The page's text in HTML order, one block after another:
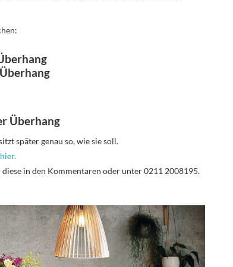
Überhang
später genau so, wie sie soll.
in den Kommentaren oder unter 0211 2008195.